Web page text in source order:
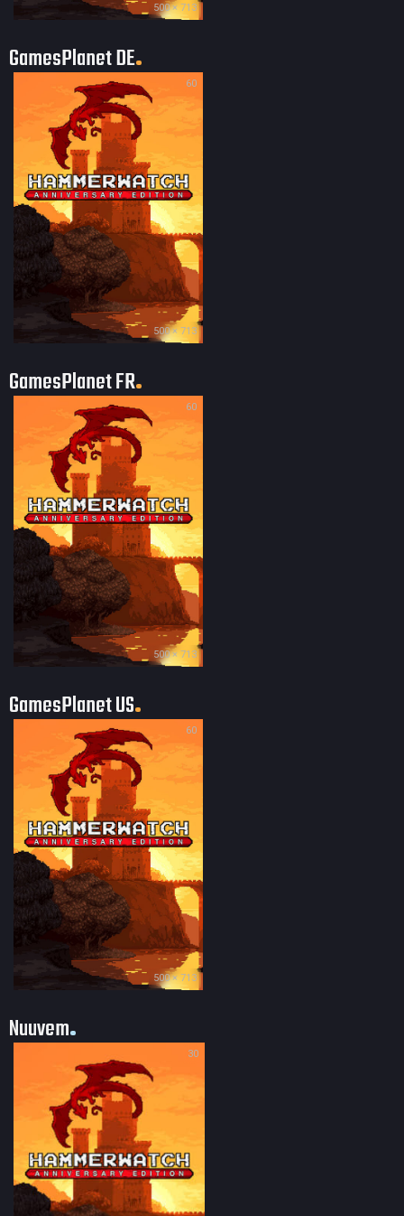
500 × 713
GamesPlanet DE
60
500 × 713
GamesPlanet FR
60
500 × 713
GamesPlanet US
60
500 × 713
Nuuvem
30